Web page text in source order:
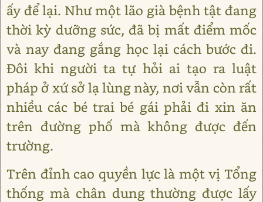
ấy để lại. Như một lão già bệnh tật đang
thời kỳ dưỡng sức, đã bị mất điểm mốc
và nay đang gắng học lại cách bước đi.
Đôi khi người ta tự hỏi ai tạo ra luật
pháp ở xứ sở lạ lùng này, nơi vẫn còn rất
nhiều các bé trai bé gái phải đi xin ăn
trên đường phố mà không được đến
trường.
Trên đỉnh cao quyền lực là một vị Tổng
thống mà chân dung thường được lấy